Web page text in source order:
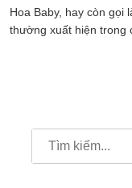
Hoa Baby, hay còn gọi
thường xuất hiện trong